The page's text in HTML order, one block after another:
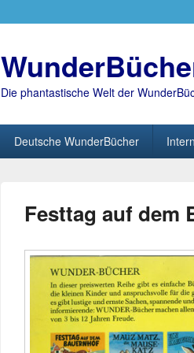
Die phantastische Welt der
Deutsche WunderBücher
Festtag auf dem